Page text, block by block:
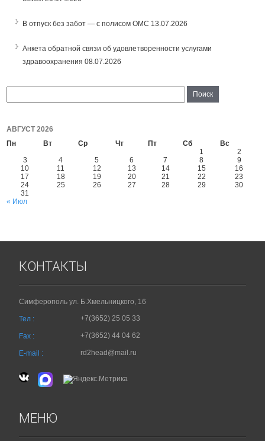
В отпуск без забот — с полисом ОМС 13.07.2026
Анкета обратной связи об удовлетворенности услугами
здравоохранения 08.07.2026
АВГУСТ 2026
Пн
Вт Ср Чт Пт Сб
Вс
1
2
3
4 5 6 7 8
9
10
11 12 13 14 15
16
17
18 19 20 21 22
23
24
25 26 27 28 29
30
31
« Июл
КОНТАКТЫ
Симферополь ул. Б.Хмельницкого, 16
Тел : +7(3652) 25 05 33
Fax : +7(3652) 44 04 62
E-mail : rd2head@mail.ru
МЕНЮ